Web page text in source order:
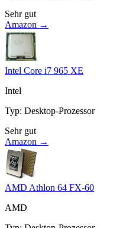
Sehr gut
Amazon →
Intel Core i7 965 XE
Intel
Typ: Desktop-Prozessor
Sehr gut
Amazon →
AMD Athlon 64 FX-60
AMD